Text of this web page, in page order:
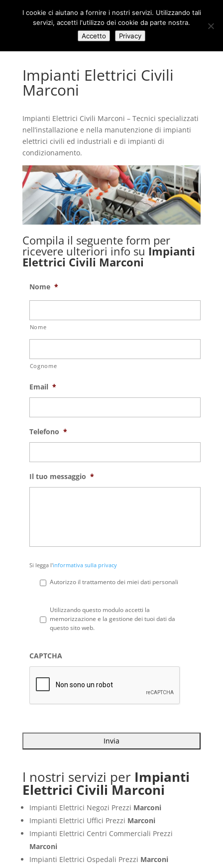
Impianti Elettrici Civili
Marconi
Impianti Elettrici Civili Marconi – Tecnici specializzati
nell’installazione e nella manutenzione di impianti
elettrici civili ed industriali e di impianti di
condizionamento.
Compila il seguente form per
ricevere ulteriori info su Impianti
Elettrici Civili Marconi
Nome *
Nome
Cognome
Email *
Telefono *
Il tuo messaggio *
Si
legga
l'informativa
Si legga l'informativa sulla privacy
Autorizzo il trattamento dei miei dati personali
Privacy *
Utilizzando questo modulo accetti la
memorizzazione e la gestione dei tuoi dati da
questo sito web.
CAPTCHA
I nostri servizi per Impianti
Elettrici Civili Marconi
Impianti Elettrici Negozi Prezzi Marconi
Impianti Elettrici Uffici Prezzi Marconi
Impianti Elettrici Centri Commerciali Prezzi
Marconi
Impianti Elettrici Ospedali Prezzi Marconi
I cookie ci aiutano a fornire i nostri servizi. Utilizzando tali
servizi, accetti l'utilizzo dei cookie da parte nostra.
Accetto
Privacy